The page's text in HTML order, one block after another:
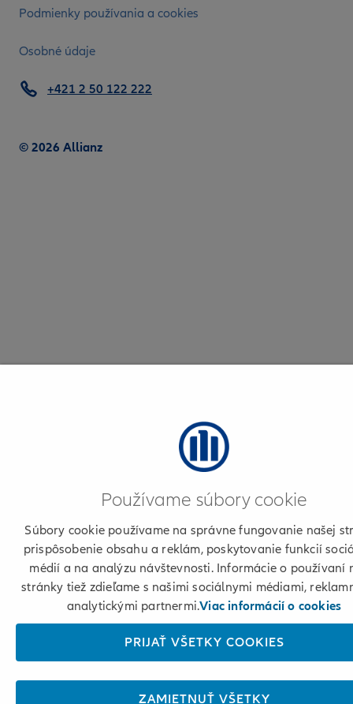
Podmienky používania a cookies
Osobné údaje
© 2026 Allianz
+421 2 50 122 222
Používame súbory cookie
Súbory cookie používame na správne fungovanie našej
prispôsobenie obsahu a reklám, poskytovanie funkcií
médií a na analýzu návštevnosti. Informácie o používaní
stránky tiež zdieľame s našimi sociálnymi médiami,
analytickými partnermi.Viac informácií o cookies
PRIJAŤ VŠETKY COOKIES
ZAMIETNUŤ VŠETKY